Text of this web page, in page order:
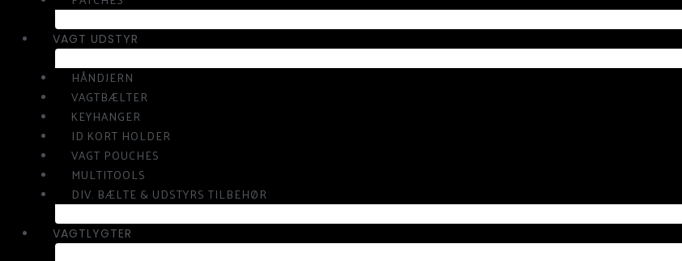
VAGT UDSTYR
HÅNDJERN
VAGTBÆLTER
KEYHANGER
ID KORT HOLDER
VAGT POUCHES
MULTITOOLS
DIV. BÆLTE & UDSTYRS TILBEHØR
VAGTLYGTER